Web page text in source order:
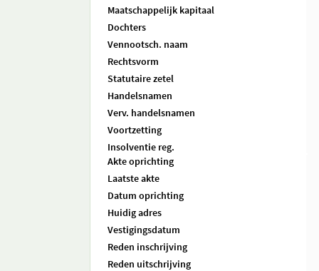
Maatschappelijk kapitaal
Dochters
Vennootsch. naam
Rechtsvorm
Statutaire zetel
Handelsnamen
Verv. handelsnamen
Voortzetting
Insolventie reg.
Akte oprichting
Laatste akte
Datum oprichting
Huidig adres
Vestigingsdatum
Reden inschrijving
Reden uitschrijving